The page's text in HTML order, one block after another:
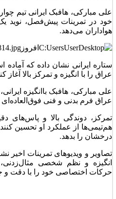
علی مبارکی، هافبک ایرانی تیم
خود در تمرینات پیش‌فصل، نوید
هواداران می‌دهد.
ستاره ایرانی نشان داده که
عراق را با انگیزه و تمرکز بالا آغاز
علی مبارکی، هافبک باانگیزه
عراق فرم بدنی و فنی
تمرکز، دوندگی بالا و پاس‌های
هم‌تیمی‌ها از عملکرد او تحسین
درخشان را بدهد.
تصاویر و ویدیوهای تمرینات اخیر
انگیزه و نظم شخصی مثال‌زدنی،
حرکات اختصاصی خود را با دقت و